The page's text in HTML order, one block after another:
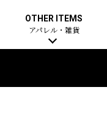
OTHER ITEMS
アパレル・雑貨